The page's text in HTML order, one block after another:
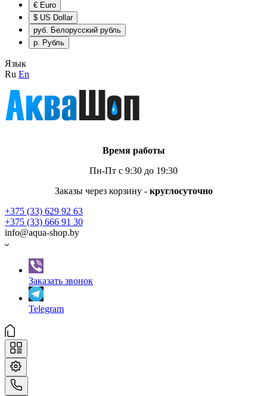
€ Euro
$ US Dollar
руб. Белорусский рубль
р. Рубль
Язык
Ru En
Время работы
Пн-Пт с 9:30 до 19:30
Заказы через корзину - круглосуточно
+375 (33) 629 92 63
+375 (33) 666 91 30
info@aqua-shop.by
Заказать звонок
Telegram